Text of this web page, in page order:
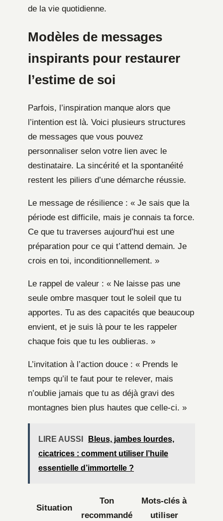
de la vie quotidienne.
Modèles de messages
inspirants pour restaurer
l’estime de soi
Parfois, l’inspiration manque alors que
l’intention est là. Voici plusieurs structures
de messages que vous pouvez
personnaliser selon votre lien avec le
destinataire. La sincérité et la spontanéité
restent les piliers d’une démarche réussie.
Le message de résilience : « Je sais que la
période est difficile, mais je connais ta force.
Ce que tu traverses aujourd’hui est une
préparation pour ce qui t’attend demain. Je
crois en toi, inconditionnellement. »
Le rappel de valeur : « Ne laisse pas une
seule ombre masquer tout le soleil que tu
apportes. Tu as des capacités que beaucoup
envient, et je suis là pour te les rappeler
chaque fois que tu les oublieras. »
L’invitation à l’action douce : « Prends le
temps qu’il te faut pour te relever, mais
n’oublie jamais que tu as déjà gravi des
montagnes bien plus hautes que celle-ci. »
LIRE AUSSI
Bleus, jambes lourdes,
cicatrices : comment utiliser l’huile
essentielle d’immortelle ?
Situation
Ton
recommandé
Mots-clés à
utiliser